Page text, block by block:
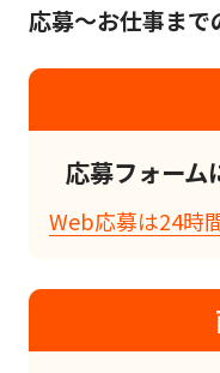
応募～お仕事まで
応募フォーム
Web応募は24時